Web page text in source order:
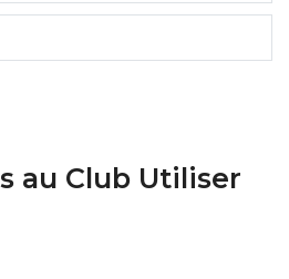
au Club Utiliser